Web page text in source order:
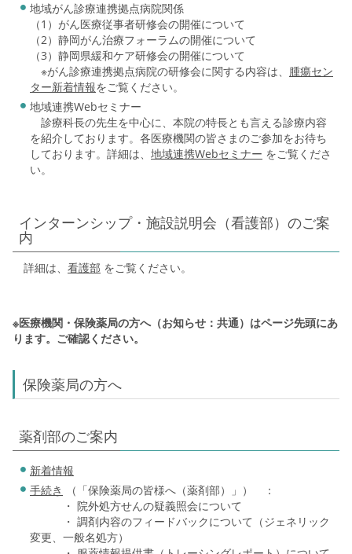
地域がん診療連携拠点病院関係
（1）がん医療従事者研修会の開催について
（2）静岡がん治療フォーラムの開催について
（3）静岡県緩和ケア研修会の開催について
※がん診療連携拠点病院の研修会に関する内容は、 腫瘍セン
ター新着情報をご覧ください。
地域連携Webセミナー
診療科長の先生を中心に、本院の特長とも言える診療内容
を紹介しております。各医療機関の皆さまのご参加をお待ち
しております。詳細は、 地域連携Webセミナー をご覧くださ
い。
インターンシップ・施設説明会（看護部）のご案
内
詳細は、 看護部 をご覧ください。
※医療機関・保険薬局の方へ（お知らせ：共通）はページ先頭にあ
ります。ご確認ください。
保険薬局の方へ
薬剤部のご案内
新着情報
手続き
（「保険薬局の皆様へ（薬剤部）」） ：
・ 院外処方せんの疑義照会について
・ 調剤内容のフィードバックについて（ジェネリック
変更、一般名処方）